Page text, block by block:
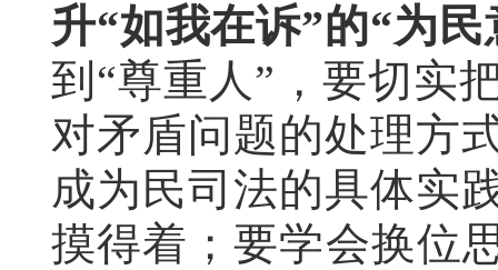
升“如我在诉”的“为民
到“尊重人”，要切实
对矛盾问题的处理方
成为民司法的具体实
摸得着；要学会换位